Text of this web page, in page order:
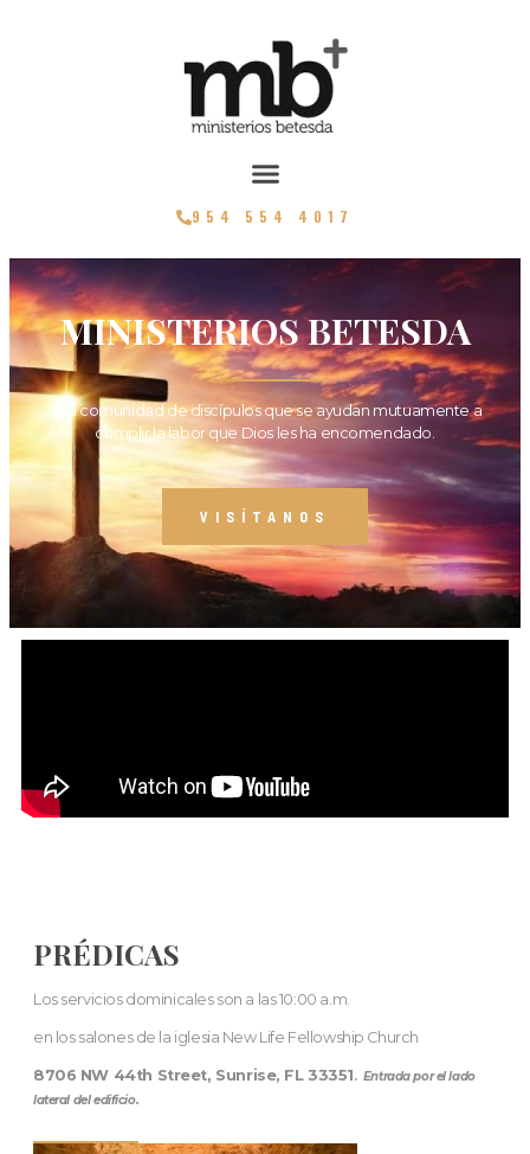
954 554 4017
MINISTERIOS BETESDA
Una comunidad de discípulos que se ayudan mutuamente a
cumplir la labor que Dios les ha encomendado.
VISÍTANOS
PRÉDICAS
Los servicios dominicales son a las 10:00 a.m.
en los salones de la iglesia New Life Fellowship Church
8706 NW 44th Street, Sunrise, FL 33351. Entrada por el lado
lateral del edificio.